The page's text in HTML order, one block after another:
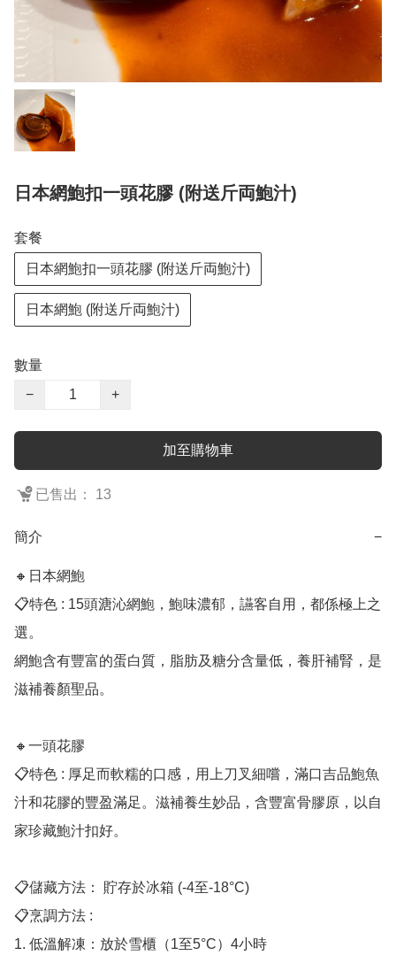
日本網鮑扣一頭花膠 (附送斤両鮑汁)
套餐
日本網鮑扣一頭花膠 (附送斤両鮑汁)
日本網鮑 (附送斤両鮑汁)
數量
−
+
加至購物車
已售出： 13
簡介 −
🔸日本網鮑
📋特色 : 15頭溏沁網鮑，鮑味濃郁，讌客自用，都係極上之
選。
網鮑含有豐富的蛋白質，脂肪及糖分含量低，養肝補腎，是
滋補養顏聖品。
🔸一頭花膠
📋特色 : 厚足而軟糯的口感，用上刀叉細嚐，滿口吉品鮑魚
汁和花膠的豐盈滿足。滋補養生妙品，含豐富骨膠原，以自
家珍藏鮑汁扣好。
📋儲藏方法： 貯存於冰箱 (-4至-18°C)
📋烹調方法 :
1. 低溫解凍：放於雪櫃（1至5°C）4小時